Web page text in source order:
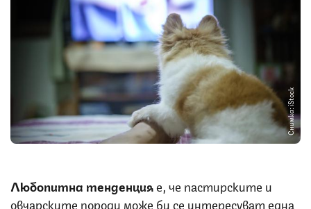
Снимка: iStock
Любопитна тенденцияе, че пастирските и
овчарските породи може би се интересуват една